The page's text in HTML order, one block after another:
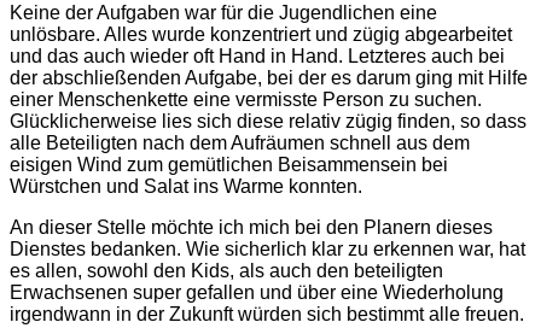
Keine der Aufgaben war für die Jugendlichen eine
unlösbare. Alles wurde konzentriert und zügig abgearbeitet
und das auch wieder oft Hand in Hand. Letzteres auch bei
der abschließenden Aufgabe, bei der es darum ging mit Hilfe
einer Menschenkette eine vermisste Person zu suchen.
Glücklicherweise lies sich diese relativ zügig finden, so dass
alle Beteiligten nach dem Aufräumen schnell aus dem
eisigen Wind zum gemütlichen Beisammensein bei
Würstchen und Salat ins Warme konnten.
An dieser Stelle möchte ich mich bei den Planern dieses
Dienstes bedanken. Wie sicherlich klar zu erkennen war, hat
es allen, sowohl den Kids, als auch den beteiligten
Erwachsenen super gefallen und über eine Wiederholung
irgendwann in der Zukunft würden sich bestimmt alle freuen.